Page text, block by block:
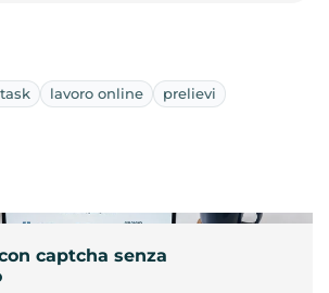
lavoro online prelievi
captcha senza